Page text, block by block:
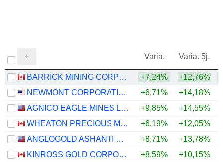
Varia. Varia. 5j.
BARRICK MINING CORPORATION +7,24% +12,76%
NEWMONT CORPORATION
+6,71% +14,18%
AGNICO EAGLE MINES LIMITED
+9,85% +14,55%
WHEATON PRECIOUS METALS CORP.
+6,19% +12,05%
ANGLOGOLD ASHANTI PLC
+8,71% +13,78%
KINROSS GOLD CORPORATION
+8,59% +10,15%